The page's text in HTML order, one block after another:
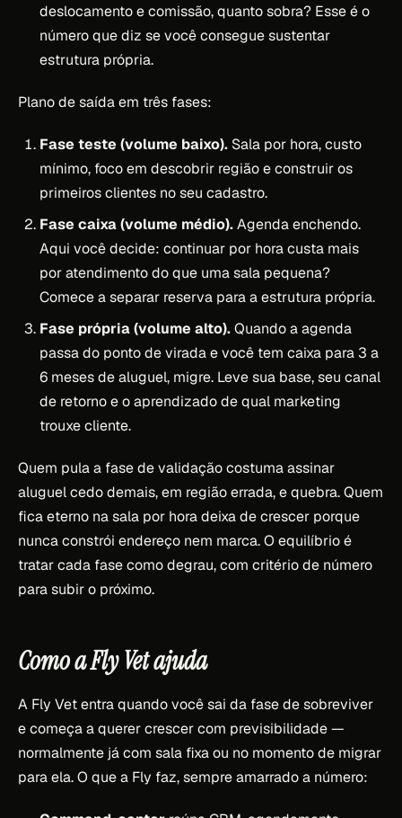
deslocamento e comissão, quanto sobra? Esse é o
número que diz se você consegue sustentar
estrutura própria.
Plano de saída em três fases:
Fase teste (volume baixo). Sala por hora, custo
mínimo, foco em descobrir região e construir os
primeiros clientes no seu cadastro.
Fase caixa (volume médio).Agenda enchendo.
Aqui você decide: continuar por hora custa mais
por atendimento do que uma sala pequena?
Comece a separar reserva para a estrutura própria.
Fase própria (volume alto).Quando a agenda
passa do ponto de virada e você tem caixa para 3 a
6 meses de aluguel, migre. Leve sua base, seu canal
de retorno e o aprendizado de qual marketing
trouxe cliente.
Quem pula a fase de validação costuma assinar
aluguel cedo demais, em região errada, e quebra. Quem
fica eterno na sala por hora deixa de crescer porque
nunca constrói endereço nem marca. O equilíbrio é
tratar cada fase como degrau, com critério de número
para subir o próximo.
Como a Fly Vet ajuda
A Fly Vet entra quando você sai da fase de sobreviver
e começa a querer crescer com previsibilidade —
normalmente já com sala fixa ou no momento de migrar
para ela. O que a Fly faz, sempre amarrado a número: